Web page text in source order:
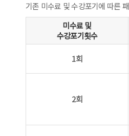
기존 미수료 및 수강포기에 따른
미수료 및
수강포기횟수
1회
2회